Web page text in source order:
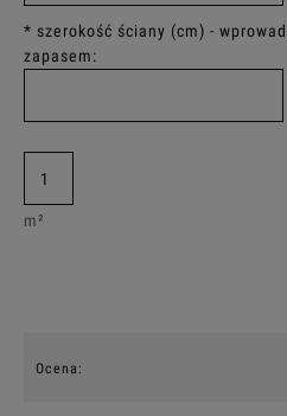
* szerokość ściany (cm) -
zapasem:
m²
Ocena: